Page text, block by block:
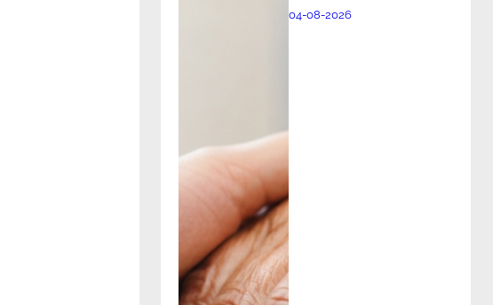
04-08-2026